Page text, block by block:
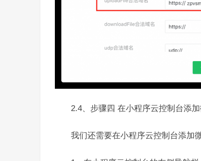
2.4、步骤四 在小程序云控制台添
我们还需要在小程序云控制台添加